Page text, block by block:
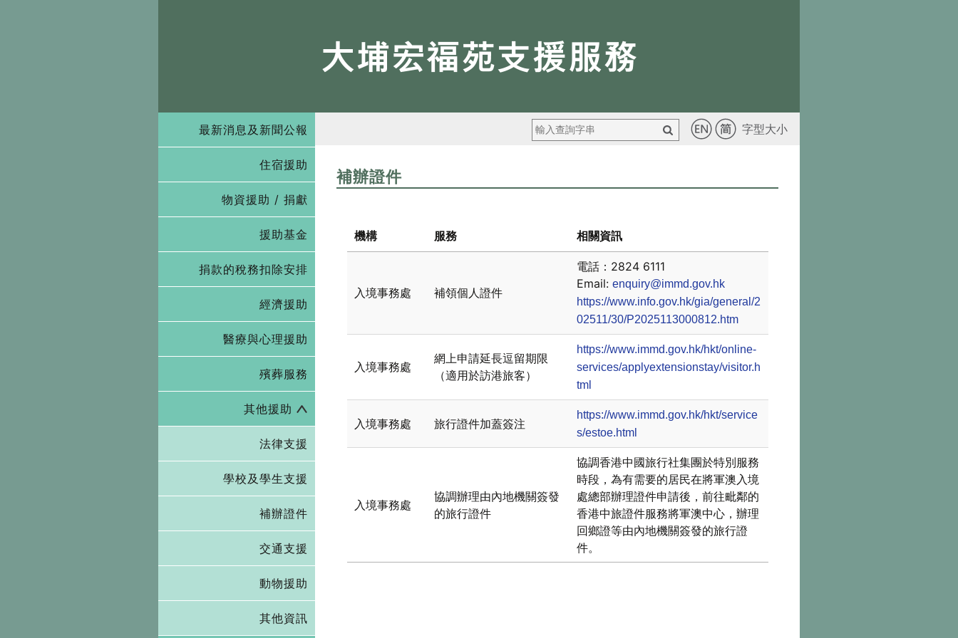
字型大小
最新消息及新聞公報
住宿援助
物資援助 / 捐獻
援助基金
捐款的稅務扣除安排
經濟援助
醫療與心理援助
殯葬服務
其他援助
法律支援
學校及學生支援
補辦證件
交通支援
動物援助
其他資訊
補辦證件
機構 服務 相關資訊
入境事務處 補領個人證件
電話：2824 6111
Email: enquiry@immd.gov.hk
https://www.info.gov.hk/gia/general/2
02511/30/P2025113000812.htm
入境事務處
網上申請延長逗留期限
（適用於訪港旅客）
https://www.immd.gov.hk/hkt/online-
services/applyextensionstay/visitor.h
tml
入境事務處 旅行證件加蓋簽注
https://www.immd.gov.hk/hkt/service
s/estoe.html
入境事務處
協調辦理由內地機關簽發
的旅行證件
協調香港中國旅行社集團於特別服務
時段，為有需要的居民在將軍澳入境
處總部辦理證件申請後，前往毗鄰的
香港中旅證件服務將軍澳中心，辦理
回鄉證等由內地機關簽發的旅行證
件。